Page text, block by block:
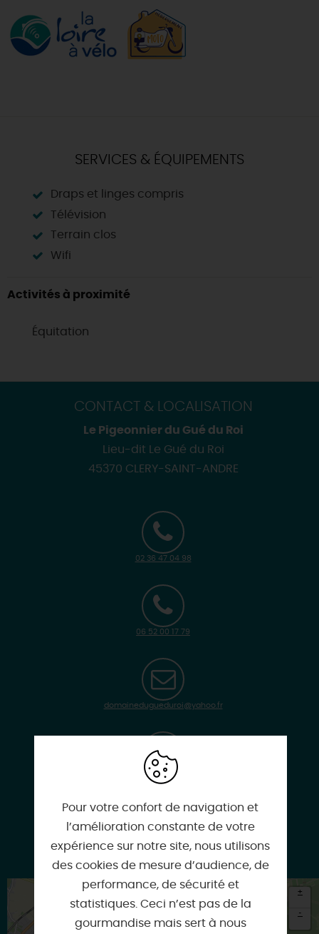
SERVICES & ÉQUIPEMENTS
Draps et linges compris
Télévision
Terrain clos
Wifi
Activités à proximité
Équitation
CONTACT & LOCALISATION
Le Pigeonnier du Gué du Roi
Lieu-dit Le Gué du Roi
45370 CLERY-SAINT-ANDRE
02 36 47 04 98
06 52 00 17 79
domainedugueduroi@yahoo.fr
www.domainedugueduroi.com
Facebook
+
-
Pour votre confort de navigation et
l’amélioration constante de votre
expérience sur notre site, nous utilisons
des cookies de mesure d’audience, de
performance, de sécurité et
statistiques. Ceci n’est pas de la
gourmandise mais sert à nous